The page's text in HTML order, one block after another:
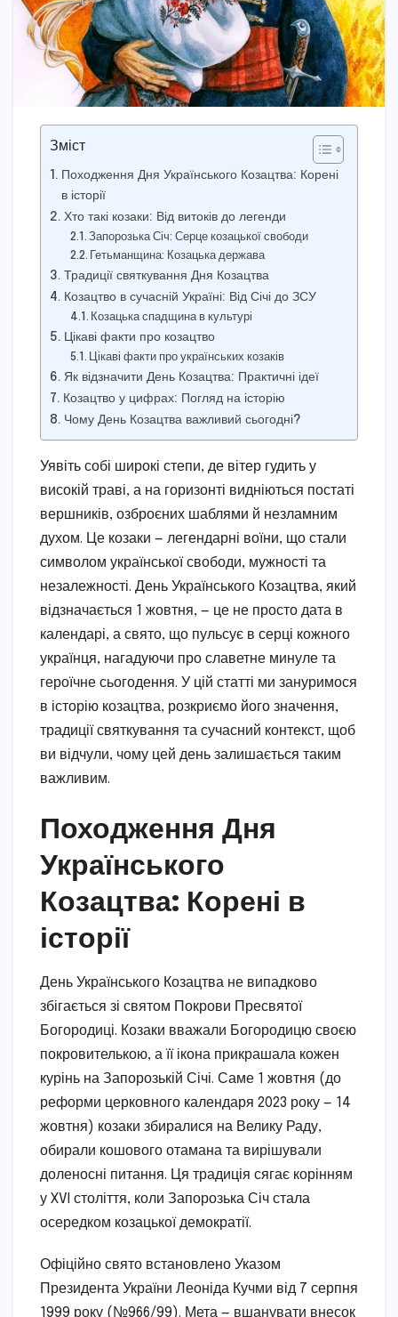
Зміст
Походження Дня Українського Козацтва: Корені
в історії
Хто такі козаки: Від витоків до легенди
Запорозька Січ: Серце козацької свободи
Гетьманщина: Козацька держава
Традиції святкування Дня Козацтва
Козацтво в сучасній Україні: Від Січі до ЗСУ
Козацька спадщина в культурі
Цікаві факти про козацтво
Цікаві факти про українських козаків
Як відзначити День Козацтва: Практичні ідеї
Козацтво у цифрах: Погляд на історію
Чому День Козацтва важливий сьогодні?
Уявіть собі широкі степи, де вітер гудить у
високій траві, а на горизонті видніються постаті
вершників, озброєних шаблями й незламним
духом. Це козаки — легендарні воїни, що стали
символом української свободи, мужності та
незалежності. День Українського Козацтва, який
відзначається 1 жовтня, — це не просто дата в
календарі, а свято, що пульсує в серці кожного
українця, нагадуючи про славетне минуле та
героїчне сьогодення. У цій статті ми зануримося
в історію козацтва, розкриємо його значення,
традиції святкування та сучасний контекст, щоб
ви відчули, чому цей день залишається таким
важливим.
Походження Дня
Українського
Козацтва: Корені в
історії
День Українського Козацтва не випадково
збігається зі святом Покрови Пресвятої
Богородиці. Козаки вважали Богородицю своєю
покровителькою, а її ікона прикрашала кожен
курінь на Запорозькій Січі. Саме 1 жовтня (до
реформи церковного календаря 2023 року — 14
жовтня) козаки збиралися на Велику Раду,
обирали кошового отамана та вирішували
доленосні питання. Ця традиція сягає корінням
у XVI століття, коли Запорозька Січ стала
осередком козацької демократії.
Офіційно свято встановлено Указом
Президента України Леоніда Кучми від 7 серпня
1999 року (№966/99). Мета — вшанувати внесок